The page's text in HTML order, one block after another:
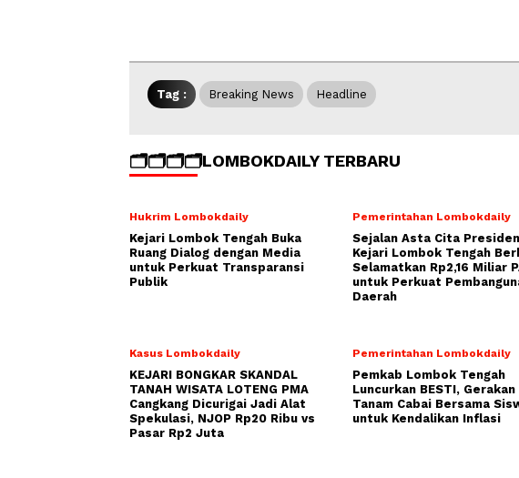
Tag : Breaking News Headline
🗂️🗂️🗂️🗂️LOMBOKDAILY TERBARU
Hukrim Lombokdaily
Kejari Lombok Tengah Buka
Ruang Dialog dengan Media
untuk Perkuat Transparansi
Publik
Pemerintahan Lombokdaily
Sejalan Asta Cita
Kejari Lombok Tengah
Selamatkan Rp2,16 Miliar
untuk Perkuat
Daerah
Kasus Lombokdaily
KEJARI BONGKAR SKANDAL
TANAH WISATA LOTENG PMA
Cangkang Dicurigai Jadi Alat
Spekulasi, NJOP Rp20 Ribu vs
Pasar Rp2 Juta
Pemerintahan Lombokdaily
Pemkab Lombok Tengah
Luncurkan BESTI, Gerakan
Tanam Cabai Bersama
untuk Kendalikan Inflasi